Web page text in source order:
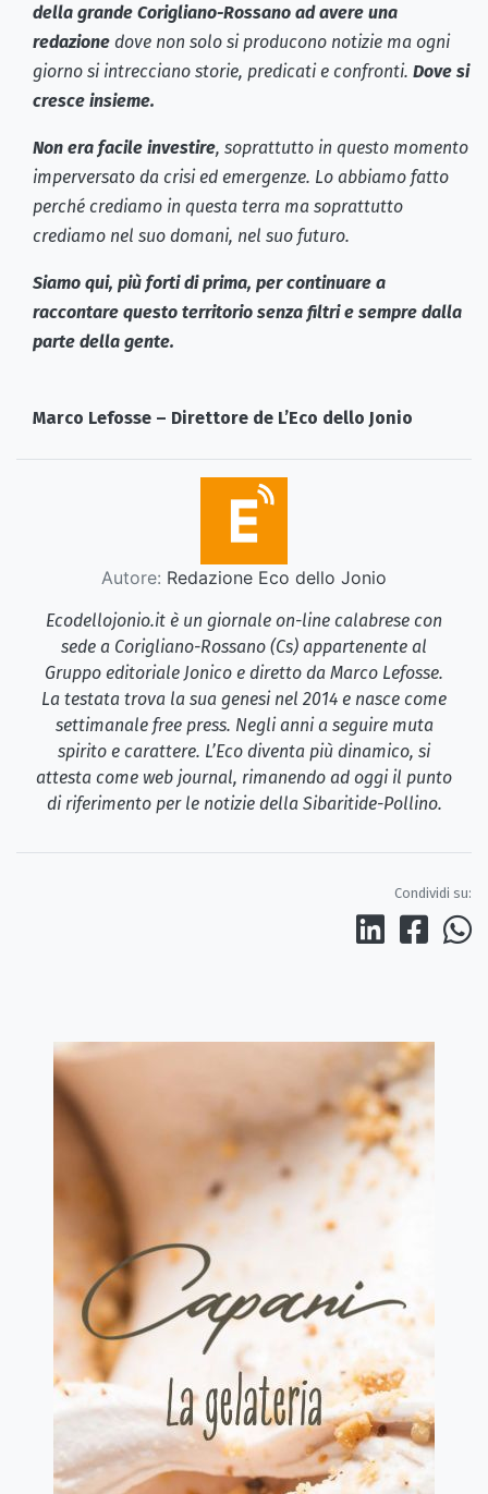
della grande Corigliano-Rossano ad avere una
redazione dove non solo si producono notizie ma ogni
giorno si intrecciano storie, predicati e confronti. Dove si
cresce insieme.
Non era facile investire, soprattutto in questo momento
imperversato da crisi ed emergenze. Lo abbiamo fatto
perché crediamo in questa terra ma soprattutto
crediamo nel suo domani, nel suo futuro.
Siamo qui, più forti di prima, per continuare a
raccontare questo territorio senza filtri e sempre dalla
parte della gente.
Marco Lefosse – Direttore de L’Eco dello Jonio
Autore: Redazione Eco dello Jonio
Ecodellojonio.it è un giornale on-line calabrese con
sede a Corigliano-Rossano (Cs) appartenente al
Gruppo editoriale Jonico e diretto da Marco Lefosse.
La testata trova la sua genesi nel 2014 e nasce come
settimanale free press. Negli anni a seguire muta
spirito e carattere. L’Eco diventa più dinamico, si
attesta come web journal, rimanendo ad oggi il punto
di riferimento per le notizie della Sibaritide-Pollino.
Condividi su: